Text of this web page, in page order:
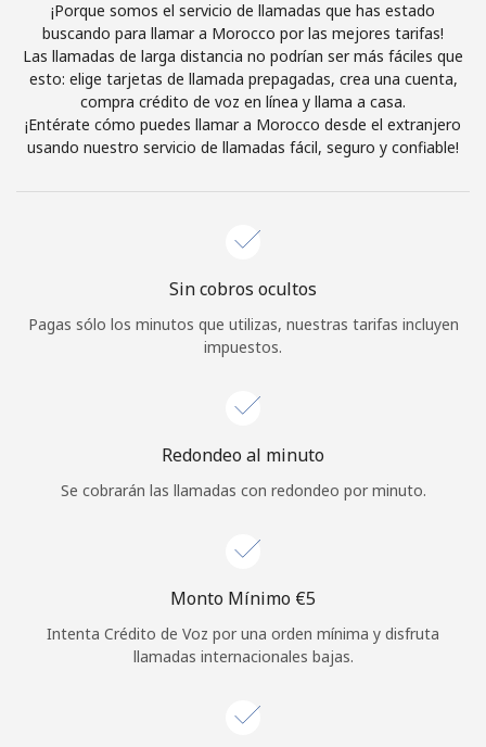
Iniciar Sesión
o
Continuar con
¡Porque somos el servicio de llamadas que has estado
buscando para llamar a Morocco por las mejores tarifas!
Las llamadas de larga distancia no podrían ser más fáciles que
esto: elige tarjetas de llamada prepagadas, crea una cuenta,
compra crédito de voz en línea y llama a casa.
¡Entérate cómo puedes llamar a Morocco desde el extranjero
usando nuestro servicio de llamadas fácil, seguro y confiable!
Sin cobros ocultos
Pagas sólo los minutos que utilizas, nuestras tarifas incluyen
impuestos.
Redondeo al minuto
Se cobrarán las llamadas con redondeo por minuto.
Monto Mínimo ⁦€5⁩
Intenta Crédito de Voz por una orden mínima y disfruta
llamadas internacionales bajas.